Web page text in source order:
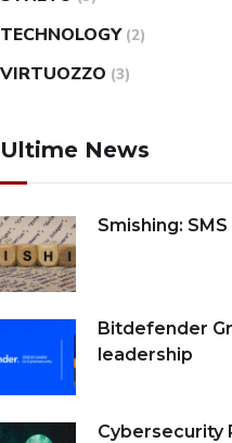
TECHNOLOGY (2)
VIRTUOZZO (3)
Ultime News
Smishing:
Bitdefender
leadership
Cybersecurity